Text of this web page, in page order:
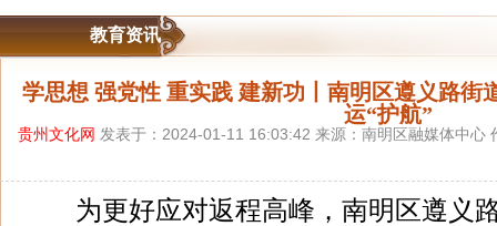
教育资讯
学思想 强党性 重实践 建新功丨南明区遵义路街
运“护航”
贵州文化网 发表于：2024-01-11 16:03:42 来源：南明区融媒体中心
为更好应对返程高峰，南明区遵义